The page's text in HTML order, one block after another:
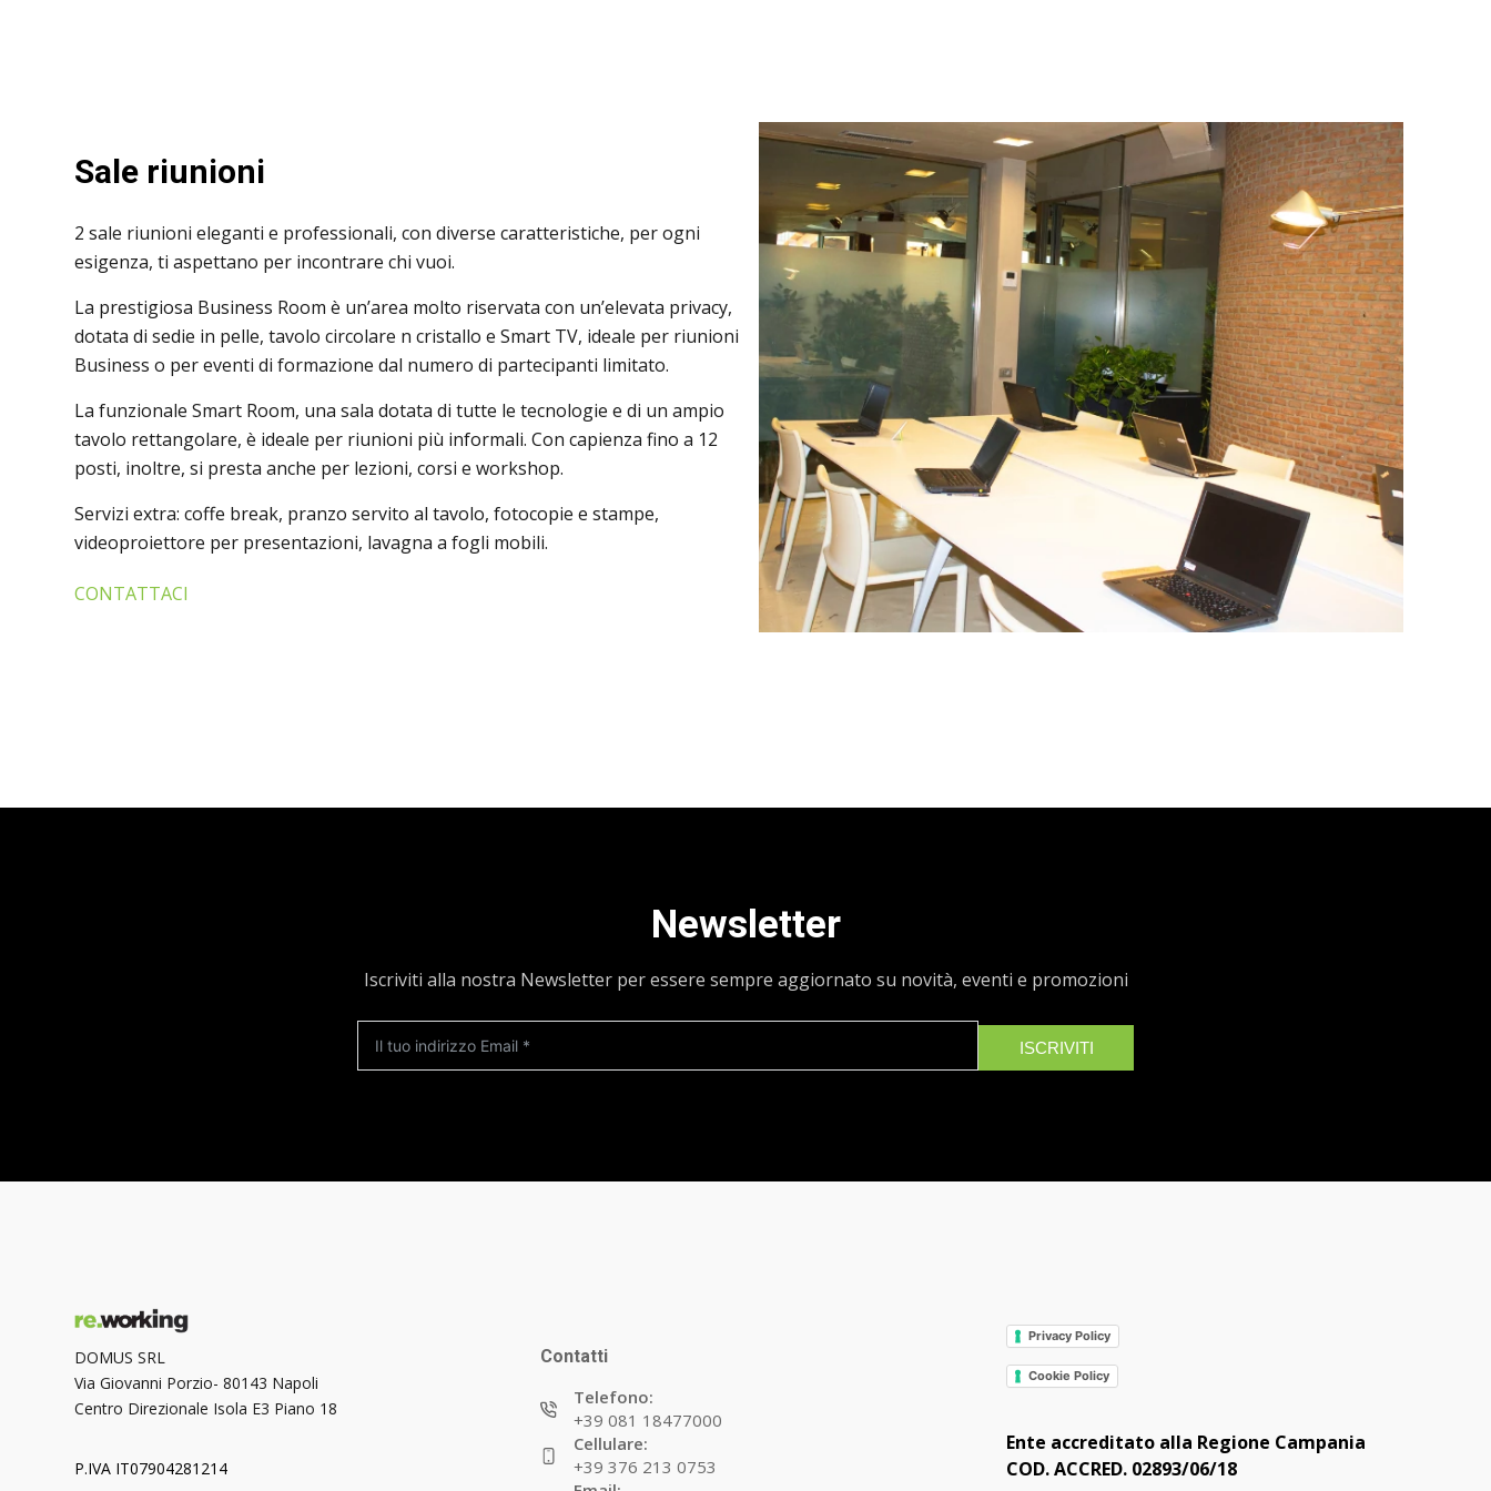
Sale riunioni
2 sale riunioni eleganti e professionali, con diverse caratteristiche, per ogni
esigenza, ti aspettano per incontrare chi vuoi.
La prestigiosa Business Room è un’area molto riservata con un’elevata privacy,
dotata di sedie in pelle, tavolo circolare n cristallo e Smart TV, ideale per riunioni
Business o per eventi di formazione dal numero di partecipanti limitato.
La funzionale Smart Room, una sala dotata di tutte le tecnologie e di un ampio
tavolo rettangolare, è ideale per riunioni più informali. Con capienza fino a 12
posti, inoltre, si presta anche per lezioni, corsi e workshop.
Servizi extra: coffe break, pranzo servito al tavolo, fotocopie e stampe,
videoproiettore per presentazioni, lavagna a fogli mobili.
CONTATTACI
Newsletter
Iscriviti alla nostra Newsletter per essere sempre aggiornato su novità, eventi e promozioni
ISCRIVITI
DOMUS SRL
Via Giovanni Porzio- 80143 Napoli
Centro Direzionale Isola E3 Piano 18
P.IVA IT07904281214
Contatti
Telefono:
+39 081 18477000
Cellulare:
+39 376 213 0753
Privacy Policy
Cookie Policy
Ente accreditato alla Regione Campania
COD. ACCRED. 02893/06/18